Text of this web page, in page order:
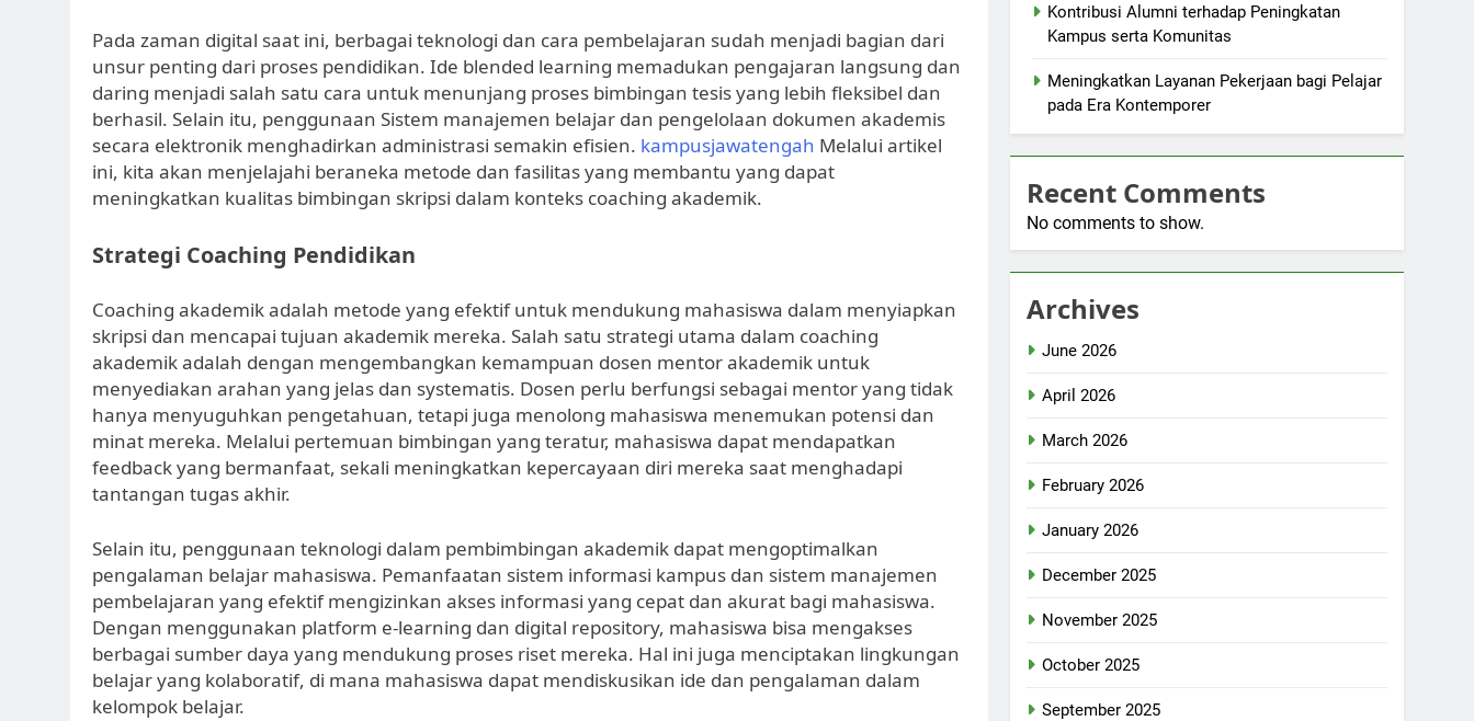
Pada zaman digital saat ini, berbagai teknologi dan cara pembelajaran sudah menjadi bagian dari
unsur penting dari proses pendidikan. Ide blended learning memadukan pengajaran langsung dan
daring menjadi salah satu cara untuk menunjang proses bimbingan tesis yang lebih fleksibel dan
berhasil. Selain itu, penggunaan Sistem manajemen belajar dan pengelolaan dokumen akademis
secara elektronik menghadirkan administrasi semakin efisien. kampusjawatengah Melalui artikel
ini, kita akan menjelajahi beraneka metode dan fasilitas yang membantu yang dapat
meningkatkan kualitas bimbingan skripsi dalam konteks coaching akademik.
Strategi Coaching Pendidikan
Coaching akademik adalah metode yang efektif untuk mendukung mahasiswa dalam menyiapkan
skripsi dan mencapai tujuan akademik mereka. Salah satu strategi utama dalam coaching
akademik adalah dengan mengembangkan kemampuan dosen mentor akademik untuk
menyediakan arahan yang jelas dan systematis. Dosen perlu berfungsi sebagai mentor yang tidak
hanya menyuguhkan pengetahuan, tetapi juga menolong mahasiswa menemukan potensi dan
minat mereka. Melalui pertemuan bimbingan yang teratur, mahasiswa dapat mendapatkan
feedback yang bermanfaat, sekali meningkatkan kepercayaan diri mereka saat menghadapi
tantangan tugas akhir.
Selain itu, penggunaan teknologi dalam pembimbingan akademik dapat mengoptimalkan
pengalaman belajar mahasiswa. Pemanfaatan sistem informasi kampus dan sistem manajemen
pembelajaran yang efektif mengizinkan akses informasi yang cepat dan akurat bagi mahasiswa.
Dengan menggunakan platform e-learning dan digital repository, mahasiswa bisa mengakses
berbagai sumber daya yang mendukung proses riset mereka. Hal ini juga menciptakan lingkungan
belajar yang kolaboratif, di mana mahasiswa dapat mendiskusikan ide dan pengalaman dalam
kelompok belajar.
Kontribusi Alumni terhadap Peningkatan
Kampus serta Komunitas
Meningkatkan Layanan Pekerjaan bagi Pelajar
pada Era Kontemporer
Recent Comments
No comments to show.
Archives
June 2026
April 2026
March 2026
February 2026
January 2026
December 2025
November 2025
October 2025
September 2025